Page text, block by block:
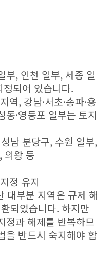
부, 인천 일부, 세종 일
되어 있습니다.
역, 강남·서초·송파·용
동·영등포 일부는 토지
남 분당구, 수원 일부,
의왕 등
정 유지
대부분 지역은 규제 해
되었습니다. 하지만
정과 해제를 반복하므
을 반드시 숙지해야 합